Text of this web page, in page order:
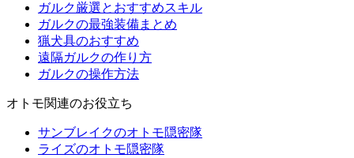
ガルク厳選とおすすめスキル
ガルクの最強装備まとめ
猟犬具のおすすめ
遠隔ガルクの作り方
ガルクの操作方法
オトモ関連のお役立ち
サンブレイクのオトモ隠密隊
ライズのオトモ隠密隊